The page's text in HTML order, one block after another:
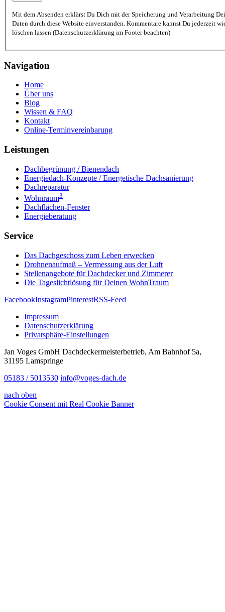
Mit dem Absenden erklärst Du Dich mit der Speicherung und Verarbeitung
Daten durch diese Website einverstanden. Kommentare kannst Du jederzeit
löschen lassen (Datenschutzerklärung im Footer beachten)
Navigation
Home
Über uns
Blog
Wissen & FAQ
Kontakt
Online-Terminvereinbarung
Leistungen
Dachbegrünung / Bienendach
Energiedach-Konzepte / Energetische Dachsanierung
Dachreparatur
Wohnraum3
Dachflächen-Fenster
Energieberatung
Service
Das Dachgeschoss zum Leben erwecken
Drohnenaufmaß – Vermessung aus der Luft
Stellenangebote für Dachdecker und Zimmerer
Die Tageslichtlösung für Deinen WohnTraum
FacebookInstagramPinterestRSS-Feed
Impressum
Datenschutzerklärung
Privatsphäre-Einstellungen
Jan Voges GmbH Dachdeckermeisterbetrieb, Am Bahnhof 5a,
31195 Lamspringe
05183 / 5013530 info@voges-dach.de
nach oben
Cookie Consent mit Real Cookie Banner